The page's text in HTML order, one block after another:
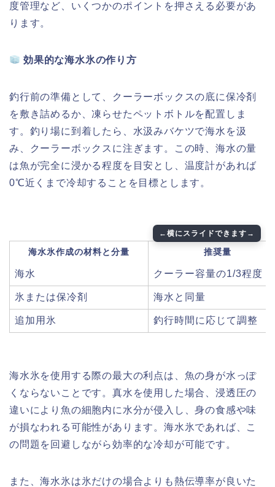
度管理など、いくつかのポイントを押さえる必要があ
ります。
効果的な海水氷の作り方
釣行前の準備として、クーラーボックスの底に保冷剤
を敷き詰めるか、凍らせたペットボトルを配置しま
す。釣り場に到着したら、水汲みバケツで海水を汲
み、クーラーボックスに注ぎます。この時、海水の量
は魚が完全に浸かる程度を目安とし、温度計があれば
0℃近くまで冷却することを目標とします。
海水氷作成の材料と分量 推奨量
海水 クーラー容量の1/3程度
氷または保冷剤 海水と同量
追加用氷 釣行時間に応じて調整
海水氷を使用する際の最大の利点は、魚の身が水っぽ
くならないことです。真水を使用した場合、浸透圧の
違いにより魚の細胞内に水分が侵入し、身の食感や味
が損なわれる可能性があります。海水氷であれば、こ
の問題を回避しながら効率的な冷却が可能です。
また、海水氷は氷だけの場合よりも熱伝導率が良いた